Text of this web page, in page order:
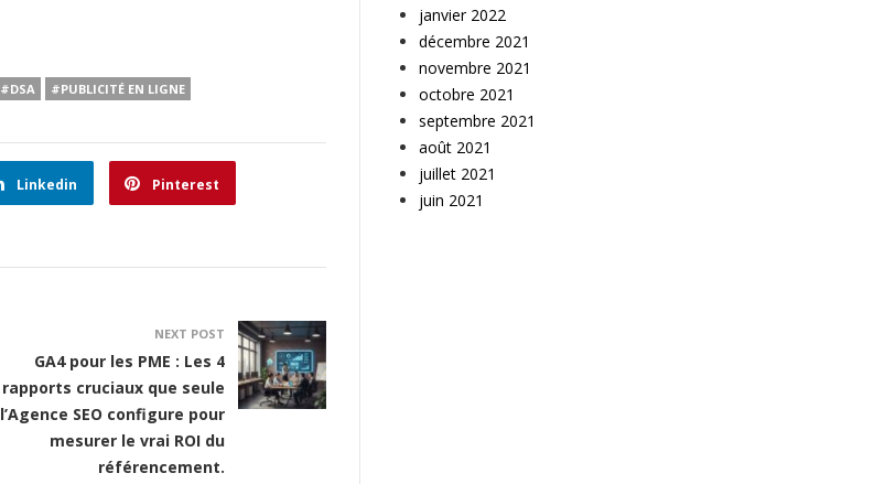
#DSA
#PUBLICITÉ EN LIGNE
Linkedin Pinterest
NEXT POST
GA4 pour les PME : Les 4
rapports cruciaux que seule
l’Agence SEO configure pour
mesurer le vrai ROI du
référencement.
janvier 2022
décembre 2021
novembre 2021
octobre 2021
septembre 2021
août 2021
juillet 2021
juin 2021